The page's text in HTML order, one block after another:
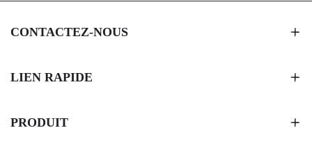
CONTACTEZ-NOUS
LIEN RAPIDE
PRODUIT